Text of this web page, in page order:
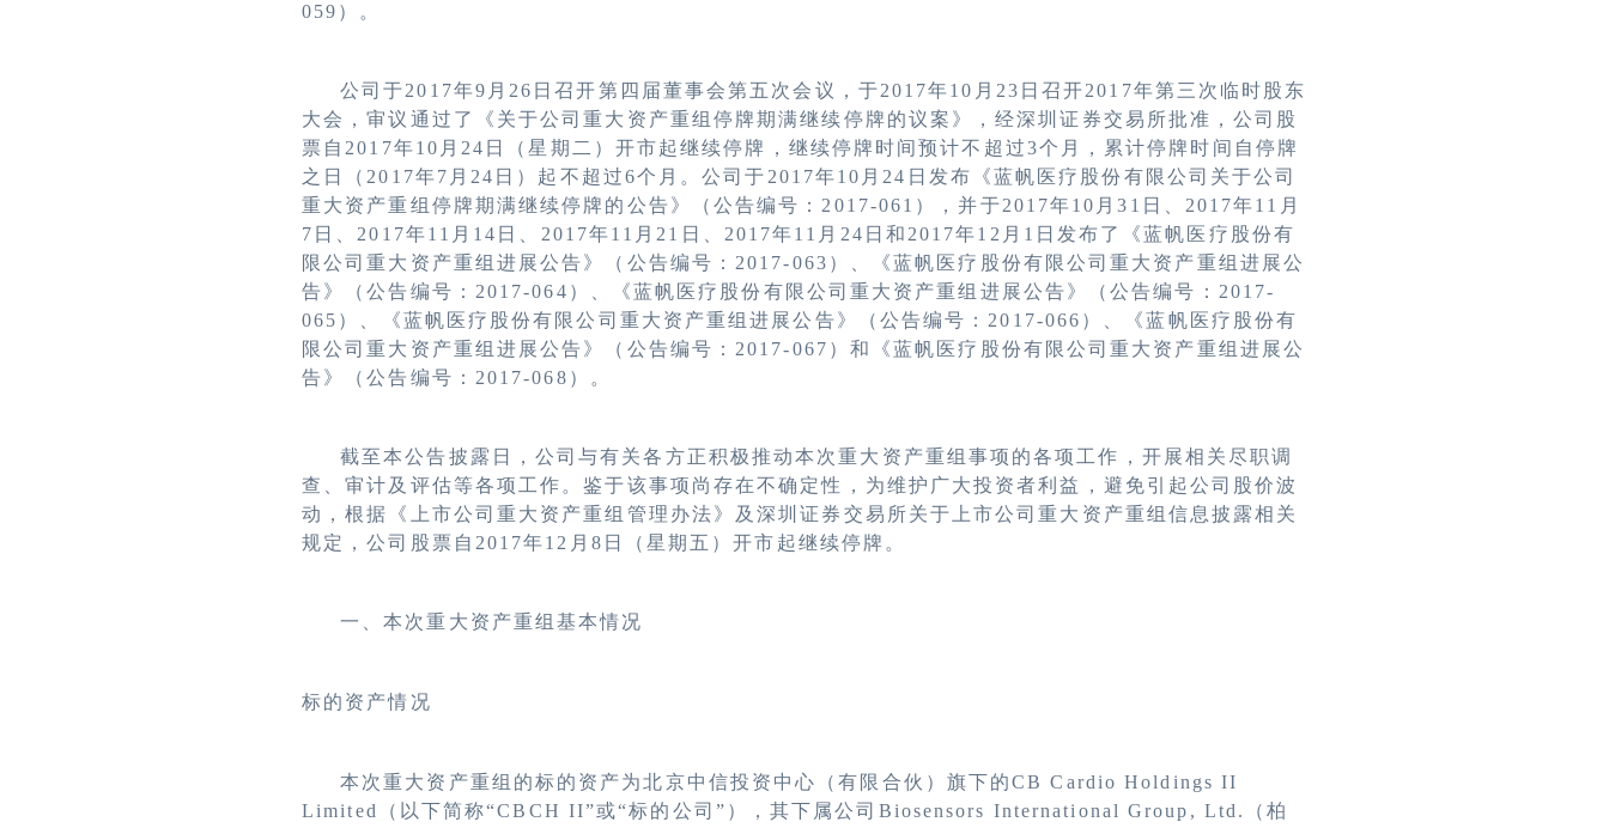
059 ）。
公司于2017年9 月 26 日召开第四届董事会第五次会议，于2017年10 月 23 日召开2017年第三次临时股东
大会，审议通过了《关于公司重大资产重组停牌期满继续停牌的议案》，经深圳证券交易所批准，公司股
票自2017年10月24日（星期二）开市起继续停牌，继续停牌时间预计不超过3个月，累计停牌时间自停牌
之日（2017年7月24日）起不超过6个月。公司于 2017年10 月 24 日发布《蓝帆医疗股份有限公司关于公司
重大资产重组停牌期满继续停牌的公告》（公告编号： 2017-061 ），并于2017年10 月31 日、 2017年11月
7日、2017年11月14日、2017年11月21日、2017年11月24日和2017年12月1日发布了《蓝帆医疗股份有
限公司重大资产重组进展公告》（公告编号： 2017-063 ）、《蓝帆医疗股份有限公司重大资产重组进展公
告》（公告编号： 2017-064）、《蓝帆医疗股份有限公司重大资产重组进展公告》（公告编号： 2017-
065）、《蓝帆医疗股份有限公司重大资产重组进展公告》（公告编号： 2017-066）、《蓝帆医疗股份有
限公司重大资产重组进展公告》（公告编号： 2017-067）和《蓝帆医疗股份有限公司重大资产重组进展公
告》（公告编号： 2017-068）。
截至本公告披露日，公司与有关各方正积极推动本次重大资产重组事项的各项工作，开展相关尽职调
查、审计及评估等各项工作。鉴于该事项尚存在不确定性，为维护广大投资者利益，避免引起公司股价波
动，根据《上市公司重大资产重组管理办法》及深圳证券交易所关于上市公司重大资产重组信息披露相关
规定，公司股票自 2017年1 2月8日（星期五）开市起继续停牌。
一、本次重大资产重组基本情况
标的资产情况
本次重大资产重组的标的资产为北京中信投资中心（有限合伙）旗下的CB Cardio Holdings II
Limited
（以下简称“CBCH II”或“标的公司”），其下属公司 Biosensors International Group, Ltd.
（柏